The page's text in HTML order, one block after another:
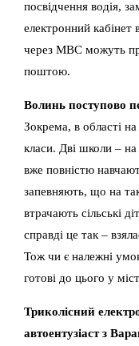
посвідчення водія,
електронний кабінет
через МВС можуть
поштою.
Волинь поступово
Зокрема, в області
класи. Дві школи –
вже повністю
запевняють, що на
втрачають сільські
справді це так –
Тож чи є належні
готові до цього у
Триколісний
автоентузіаст з